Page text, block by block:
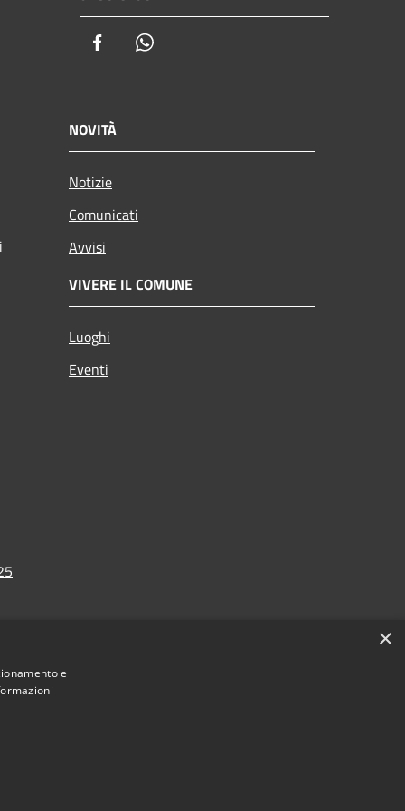
Facebook
NOVITÀ
Notizie
Comunicati
Avvisi
VIVERE IL COMUNE
Luoghi
Eventi
×
e